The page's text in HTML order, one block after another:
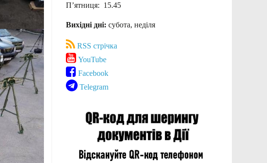
П’ятниця: 15.45
Вихідні дні: субота, неділя
RSS стрічка
YouTube
Facebook
Telegram